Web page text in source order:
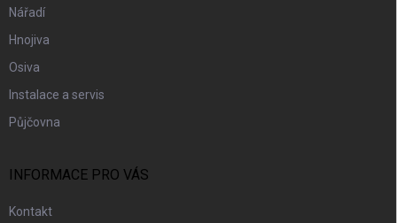
Nářadí
Hnojiva
Osiva
Instalace a servis
Půjčovna
INFORMACE PRO VÁS
Kontakt